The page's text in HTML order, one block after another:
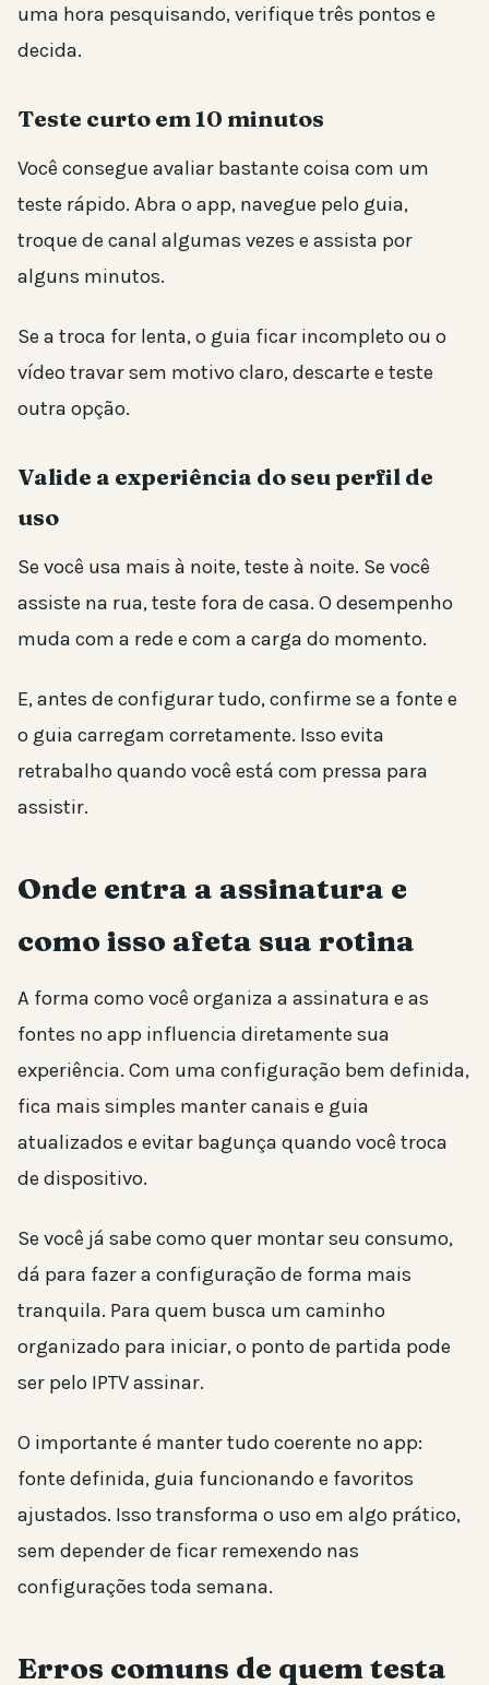
uma hora pesquisando, verifique três pontos e
decida.
Teste curto em 10 minutos
Você consegue avaliar bastante coisa com um
teste rápido. Abra o app, navegue pelo guia,
troque de canal algumas vezes e assista por
alguns minutos.
Se a troca for lenta, o guia ficar incompleto ou o
vídeo travar sem motivo claro, descarte e teste
outra opção.
Valide a experiência do seu perfil de
uso
Se você usa mais à noite, teste à noite. Se você
assiste na rua, teste fora de casa. O desempenho
muda com a rede e com a carga do momento.
E, antes de configurar tudo, confirme se a fonte e
o guia carregam corretamente. Isso evita
retrabalho quando você está com pressa para
assistir.
Onde entra a assinatura e
como isso afeta sua rotina
A forma como você organiza a assinatura e as
fontes no app influencia diretamente sua
experiência. Com uma configuração bem definida,
fica mais simples manter canais e guia
atualizados e evitar bagunça quando você troca
de dispositivo.
Se você já sabe como quer montar seu consumo,
dá para fazer a configuração de forma mais
tranquila. Para quem busca um caminho
organizado para iniciar, o ponto de partida pode
ser pelo IPTV assinar.
O importante é manter tudo coerente no app:
fonte definida, guia funcionando e favoritos
ajustados. Isso transforma o uso em algo prático,
sem depender de ficar remexendo nas
configurações toda semana.
Erros comuns de quem testa